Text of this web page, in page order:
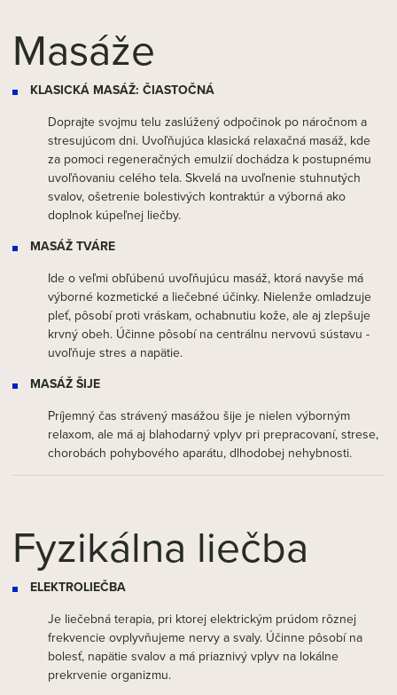
Masáže
KLASICKÁ MASÁŽ: ČIASTOČNÁ
Doprajte svojmu telu zaslúžený odpočinok po náročnom a
stresujúcom dni. Uvoľňujúca klasická relaxačná masáž, kde
za pomoci regeneračných emulzií dochádza k postupnému
uvoľňovaniu celého tela. Skvelá na uvoľnenie stuhnutých
svalov, ošetrenie bolestivých kontraktúr a výborná ako
doplnok kúpeľnej liečby.
MASÁŽ TVÁRE
Ide o veľmi obľúbenú uvoľňujúcu masáž, ktorá navyše má
výborné kozmetické a liečebné účinky. Nielenže omladzuje
pleť, pôsobí proti vráskam, ochabnutiu kože, ale aj zlepšuje
krvný obeh. Účinne pôsobí na centrálnu nervovú sústavu -
uvoľňuje stres a napätie.
MASÁŽ ŠIJE
Príjemný čas strávený masážou šije je nielen výborným
relaxom, ale má aj blahodarný vplyv pri prepracovaní, strese,
chorobách pohybového aparátu, dlhodobej nehybnosti.
Fyzikálna liečba
ELEKTROLIEČBA
Je liečebná terapia, pri ktorej elektrickým prúdom rôznej
frekvencie ovplyvňujeme nervy a svaly. Účinne pôsobí na
bolesť, napätie svalov a má priaznivý vplyv na lokálne
prekrvenie organizmu.